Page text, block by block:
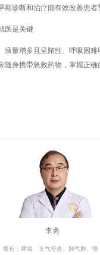
诊断和治疗能有效改善患者
医是关键
痰量增多且呈脓性、呼吸困
身携带急救药物，掌握正确
李勇
擅长：哮喘、支气管炎、肺气肿、慢